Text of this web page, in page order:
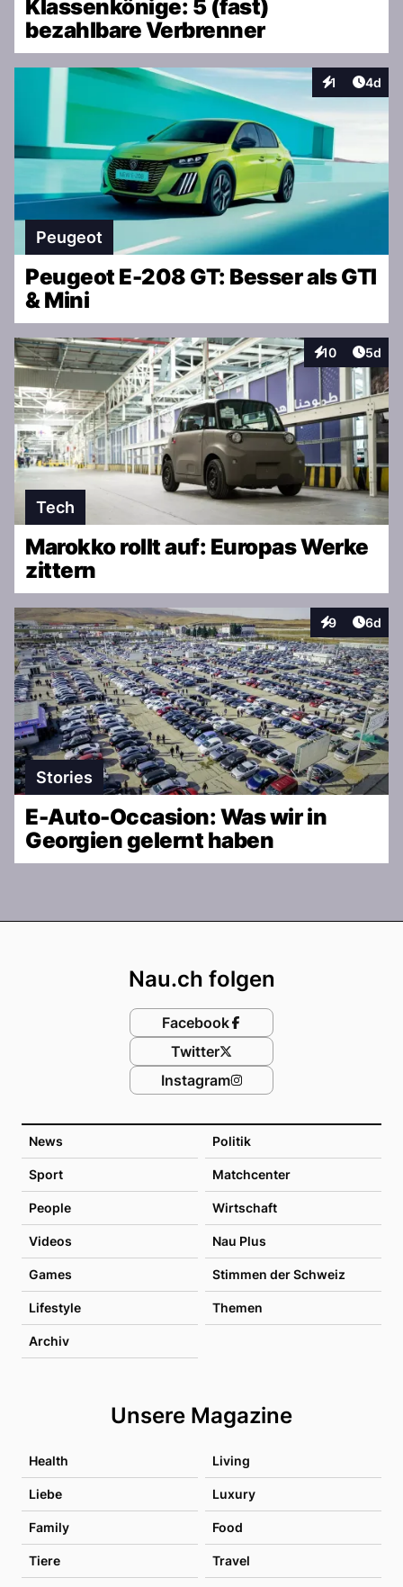
Klassenkönige: 5 (fast)
bezahlbare Verbrenner
1
Interaktionen
4d
Peugeot
Peugeot E-208 GT: Besser als GTI
& Mini
10
Interaktionen
5d
Tech
Marokko rollt auf: Europas Werke
zittern
9
Interaktionen
6d
Stories
E-Auto-Occasion: Was wir in
Georgien gelernt haben
News Politik
Sport Matchcenter
People Wirtschaft
Videos Nau Plus
Games Stimmen der Schweiz
Lifestyle Themen
Archiv
Unsere Magazine
Health Living
Liebe Luxury
Family Food
Tiere Travel
Nau.ch folgen
Facebook
Twitter
Instagram